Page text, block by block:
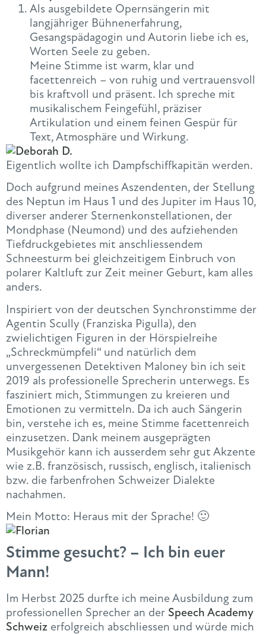
Als ausgebildete Opernsängerin mit
langjähriger Bühnenerfahrung,
Gesangspädagogin und Autorin liebe ich es,
Worten Seele zu geben.
Meine Stimme ist warm, klar und
facettenreich – von ruhig und vertrauensvoll
bis kraftvoll und präsent. Ich spreche mit
musikalischem Feingefühl, präziser
Artikulation und einem feinen Gespür für
Text, Atmosphäre und Wirkung.
Eigentlich wollte ich Dampfschiffkapitän werden.
Doch aufgrund meines Aszendenten, der Stellung
des Neptun im Haus 1 und des Jupiter im Haus 10,
diverser anderer Sternenkonstellationen, der
Mondphase (Neumond) und des aufziehenden
Tiefdruckgebietes mit anschliessendem
Schneesturm bei gleichzeitigem Einbruch von
polarer Kaltluft zur Zeit meiner Geburt, kam alles
anders.
Inspiriert von der deutschen Synchronstimme der
Agentin Scully (Franziska Pigulla), den
zwielichtigen Figuren in der Hörspielreihe
„Schreckmümpfeli“ und natürlich dem
unvergessenen Detektiven Maloney bin ich seit
2019 als professionelle Sprecherin unterwegs. Es
fasziniert mich, Stimmungen zu kreieren und
Emotionen zu vermitteln. Da ich auch Sängerin
bin, verstehe ich es, meine Stimme facettenreich
einzusetzen. Dank meinem ausgeprägten
Musikgehör kann ich ausserdem sehr gut Akzente
wie z.B. französisch, russisch, englisch, italienisch
bzw. die farbenfrohen Schweizer Dialekte
nachahmen.
Mein Motto: Heraus mit der Sprache! 🙂
Stimme gesucht? – Ich bin euer
Mann!
Im Herbst 2025 durfte ich meine Ausbildung zum
professionellen Sprecher an der Speech Academy
Schweiz erfolgreich abschliessen und würde mich